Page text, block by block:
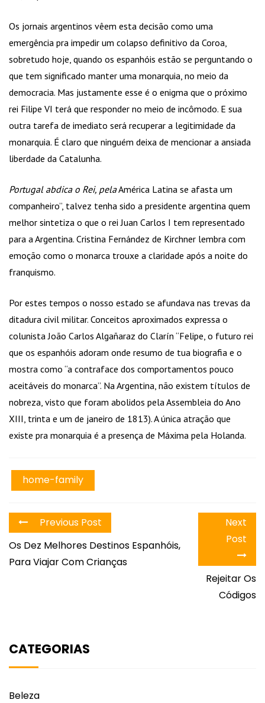
Os jornais argentinos vêem esta decisão como uma
emergência pra impedir um colapso definitivo da Coroa,
sobretudo hoje, quando os espanhóis estão se perguntando o
que tem significado manter uma monarquia, no meio da
democracia. Mas justamente esse é o enigma que o próximo
rei Filipe VI terá que responder no meio de incômodo. E sua
outra tarefa de imediato será recuperar a legitimidade da
monarquia. É claro que ninguém deixa de mencionar a ansiada
liberdade da Catalunha.
Portugal abdica o Rei, pelaAmérica Latina se afasta um
companheiro”, talvez tenha sido a presidente argentina quem
melhor sintetiza o que o rei Juan Carlos I tem representado
para a Argentina. Cristina Fernández de Kirchner lembra com
emoção como o monarca trouxe a claridade após a noite do
franquismo.
Por estes tempos o nosso estado se afundava nas trevas da
ditadura civil militar. Conceitos aproximados expressa o
colunista João Carlos Algañaraz do Clarín “Felipe, o futuro rei
que os espanhóis adoram onde resumo de tua biografia e o
mostra como “a contraface dos comportamentos pouco
aceitáveis do monarca”. Na Argentina, não existem títulos de
nobreza, visto que foram abolidos pela Assembleia do Ano
XIII, trinta e um de janeiro de 1813). A única atração que
existe pra monarquia é a presença de Máxima pela Holanda.
home-family
Previous Post
Os Dez Melhores Destinos Espanhóis,
Para Viajar Com Crianças
Next
Post
Rejeitar Os
Códigos
CATEGORIAS
Beleza